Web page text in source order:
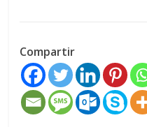
Compartir